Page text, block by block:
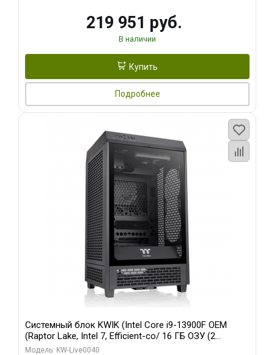
219 951 руб.
В наличии
Купить
Подробнее
Системный блок KWIK (Intel Core i9-13900F OEM
(Raptor Lake, Intel 7, Efficient-co/ 16 ГБ ОЗУ (2
модуля)/ Gigabyte RTX5070 GAMING OC 12GB GDDR7
Модель: KW-Live0040